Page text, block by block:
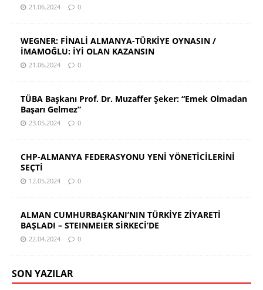
21.06.2024 0
WEGNER: FİNALİ ALMANYA-TÜRKİYE OYNASIN /
İMAMOĞLU: İYİ OLAN KAZANSIN
21.06.2024 0
TÜBA Başkanı Prof. Dr. Muzaffer Şeker: “Emek Olmadan
Başarı Gelmez”
23.05.2024 0
CHP-ALMANYA FEDERASYONU YENİ YÖNETİCİLERİNİ
SEÇTİ
12.05.2024 0
ALMAN CUMHURBAŞKANI’NIN TÜRKİYE ZİYARETİ
BAŞLADI – STEINMEIER SİRKECİ’DE
22.04.2024 0
SON YAZILAR